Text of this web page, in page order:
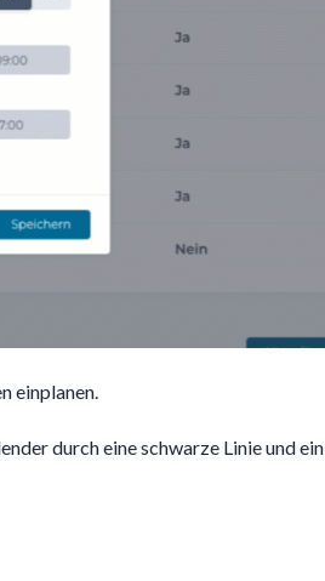
einplanen.
durch eine schwarze Linie und ein